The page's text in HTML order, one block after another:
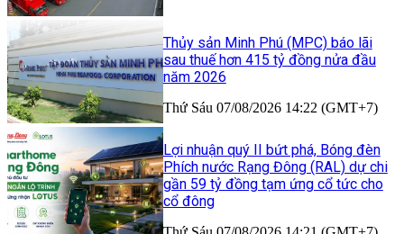
Thủy sản Minh Phú (MPC) báo lãi
sau thuế hơn 415 tỷ đồng nửa đầu
năm 2026
Thứ Sáu 07/08/2026 14:22 (GMT+7)
Lợi nhuận quý II bứt phá, Bóng đèn
Phích nước Rạng Đông (RAL) dự chi
gần 59 tỷ đồng tạm ứng cổ tức cho
cổ đông